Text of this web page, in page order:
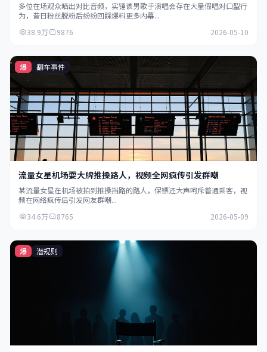
多位在场观众晒出对比音频，实锤该男歌手演唱会存在大量假唱对口型行
为，昔日粉丝脱粉后纷纷回踩爆料更多内幕...
38.9万
9876 2026-05-10
爆 翻车事件
流量女星机场耍大牌推搡路人，视频全网疯传引发群嘲
某流量女星在机场被拍到推搡挡路的路人，保镖还大声呵斥普通乘客，视
频在网络疯传后引发网友群嘲...
34.6万
8765 2026-05-09
爆 潜规则